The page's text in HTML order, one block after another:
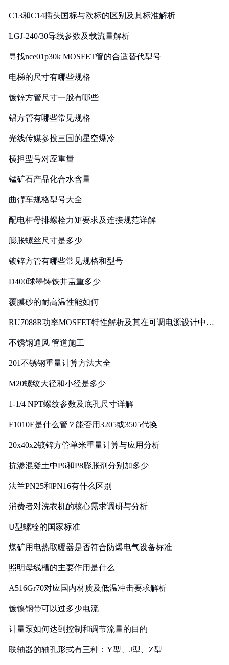
C13和C14插头国标与欧标的区别及其标准解析
LGJ-240/30导线参数及载流量解析
寻找nce01p30k MOSFET管的合适替代型号
电梯的尺寸有哪些规格
镀锌方管尺寸一般有哪些
铝方管有哪些常见规格
光线传媒参投三国的星空爆冷
横担型号对应重量
锰矿石产品化合水含量
曲臂车规格型号大全
配电柜母排螺栓力矩要求及连接规范详解
膨胀螺丝尺寸是多少
镀锌方管有哪些常见规格和型号
D400球墨铸铁井盖重多少
覆膜砂的耐高温性能如何
RU7088R功率MOSFET特性解析及其在可调电源设计中的
不锈钢通风 管道施工
201不锈钢重量计算方法大全
M20螺纹大径和小径是多少
1-1/4 NPT螺纹参数及底孔尺寸详解
F1010E是什么管？能否用3205或3505代换
20x40x2镀锌方管单米重量计算与应用分析
抗渗混凝土中P6和P8膨胀剂分别加多少
法兰PN25和PN16有什么区别
消费者对洗衣机的核心需求调研与分析
U型螺栓的国家标准
煤矿用电热取暖器是否符合防爆电气设备标准
照明母线槽的主要作用是什么
A516Gr70对应国内材质及低温冲击要求解析
镀镍钢带可以过多少电流
计量泵如何达到控制和调节流量的目的
联轴器的轴孔形式有三种：Y型、J型、Z型